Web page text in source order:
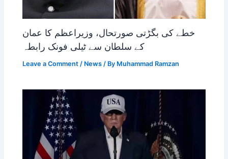
خطے کی بگڑتی صورتحال، وزیراعظم کا عمان
کے سلطان سے ٹیلی فونک رابطہ
Leave a Comment / News / By Muhammad Ramzan